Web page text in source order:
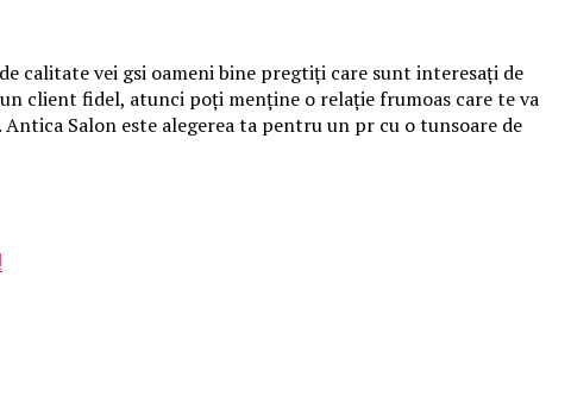
calitate vei gӑsi oameni bine pregӑtiți care sunt interesați de
un client fidel, atunci poți menține o relație frumoasӑ care te va
Antica Salon este alegerea ta pentru un pӑr cu o tunsoare de